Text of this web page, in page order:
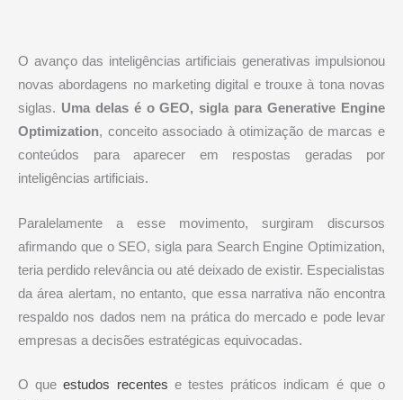
O avanço das inteligências artificiais generativas impulsionou
novas abordagens no marketing digital e trouxe à tona novas
siglas. Uma delas é o GEO, sigla para Generative Engine
Optimization, conceito associado à otimização de marcas e
conteúdos para aparecer em respostas geradas por
inteligências artificiais.
Paralelamente a esse movimento, surgiram discursos
afirmando que o SEO, sigla para Search Engine Optimization,
teria perdido relevância ou até deixado de existir. Especialistas
da área alertam, no entanto, que essa narrativa não encontra
respaldo nos dados nem na prática do mercado e pode levar
empresas a decisões estratégicas equivocadas.
O queestudos recentes e testes práticos indicam é que o